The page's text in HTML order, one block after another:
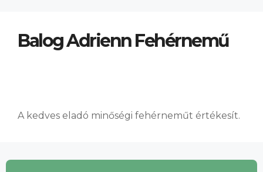
Balog Adrienn Fehérnemű
A kedves eladó minőségi fehérneműt értékesít.